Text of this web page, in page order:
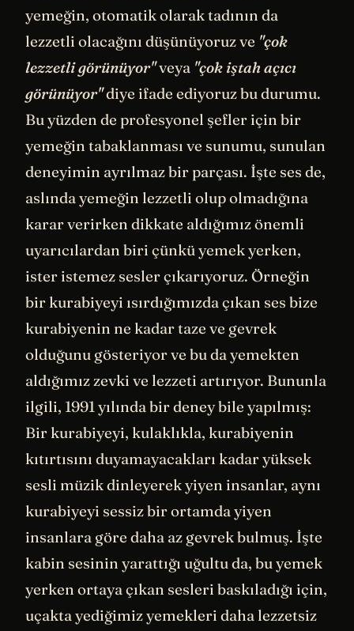
yemeğin, otomatik olarak tadının da
lezzetli olacağını düşünüyoruz ve "çok
lezzetli görünüyor"veya "çok iştah açıcı
görünüyor"diye ifade ediyoruz bu durumu.
Bu yüzden de profesyonel şefler için bir
yemeğin tabaklanması ve sunumu, sunulan
deneyimin ayrılmaz bir parçası. İşte ses de,
aslında yemeğin lezzetli olup olmadığına
karar verirken dikkate aldığımız önemli
uyarıcılardan biri çünkü yemek yerken,
ister istemez sesler çıkarıyoruz. Örneğin
bir kurabiyeyi ısırdığımızda çıkan ses bize
kurabiyenin ne kadar taze ve gevrek
olduğunu gösteriyor ve bu da yemekten
aldığımız zevki ve lezzeti artırıyor. Bununla
ilgili, 1991 yılında bir deney bile yapılmış:
Bir kurabiyeyi, kulaklıkla, kurabiyenin
kıtırtısını duyamayacakları kadar yüksek
sesli müzik dinleyerek yiyen insanlar, aynı
kurabiyeyi sessiz bir ortamda yiyen
insanlara göre daha az gevrek bulmuş. İşte
kabin sesinin yarattığı uğultu da, bu yemek
yerken ortaya çıkan sesleri baskıladığı için,
uçakta yediğimiz yemekleri daha lezzetsiz